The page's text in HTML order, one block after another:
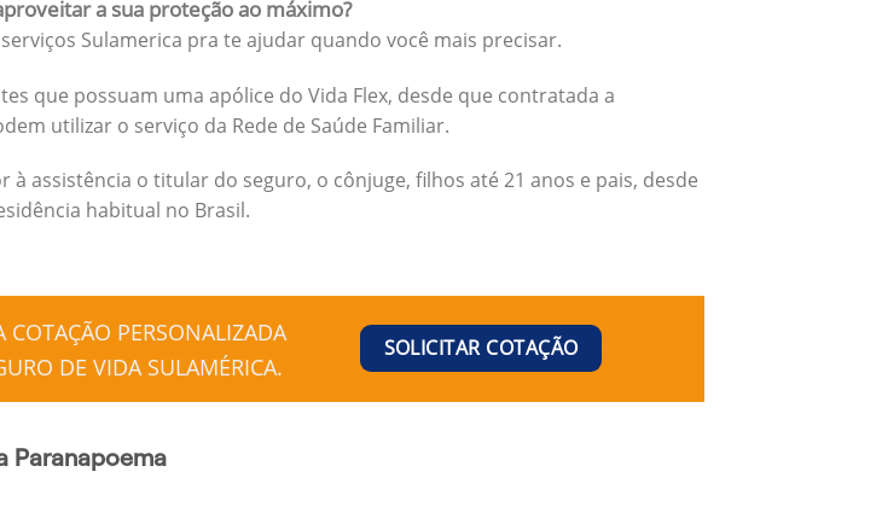
a sua proteção ao máximo?
Sulamerica pra te ajudar quando você mais precisar.
que possuam uma apólice do Vida Flex, desde que contratada a
utilizar o serviço da Rede de Saúde Familiar.
à assistência o titular do seguro, o cônjuge, filhos até 21 anos e pais, desde
habitual no Brasil.
PERSONALIZADA
DE VIDA SULAMÉRICA.
SOLICITAR COTAÇÃO
Paranapoema